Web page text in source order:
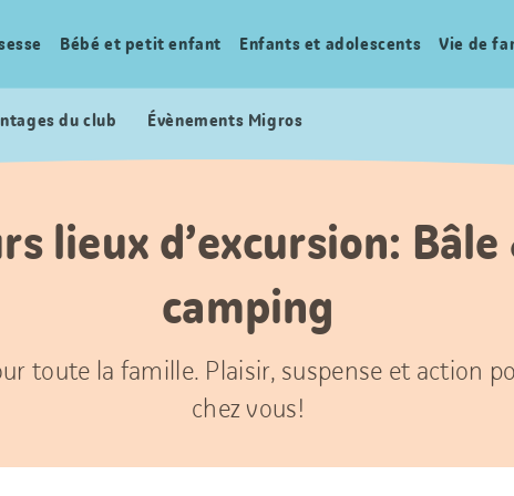
Bébé et petit enfant Enfants et adolescents Vie de
du club Évènements Migros
lieux d’excursion: Bâle
camping
toute la famille. Plaisir, suspense et action
chez vous!